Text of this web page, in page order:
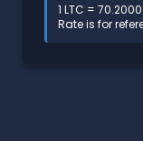
1 LTC =
Rate is for